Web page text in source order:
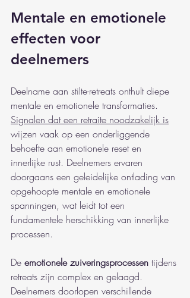
Mentale en emotionele
effecten voor
deelnemers
Deelname aan stilte-retreats onthult diepe
mentale en emotionele transformaties.
Signalen dat een retraite noodzakelijk is
wijzen vaak op een onderliggende
behoefte aan emotionele reset en
innerlijke rust. Deelnemers ervaren
doorgaans een geleidelijke ontlading van
opgehoopte mentale en emotionele
spanningen, wat leidt tot een
fundamentele herschikking van innerlijke
processen.
De emotionele zuiveringsprocessen tijdens
retreats zijn complex en gelaagd.
Deelnemers doorlopen verschillende